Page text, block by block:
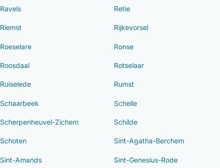
Ravels Retie
Riemst Rijkevorsel
Roeselare Ronse
Roosdaal Rotselaar
Ruiselede Rumst
Schaarbeek Schelle
Scherpenheuvel-Zichem Schilde
Schoten Sint-Agatha-Berchem
Sint-Amands Sint-Genesius-Rode